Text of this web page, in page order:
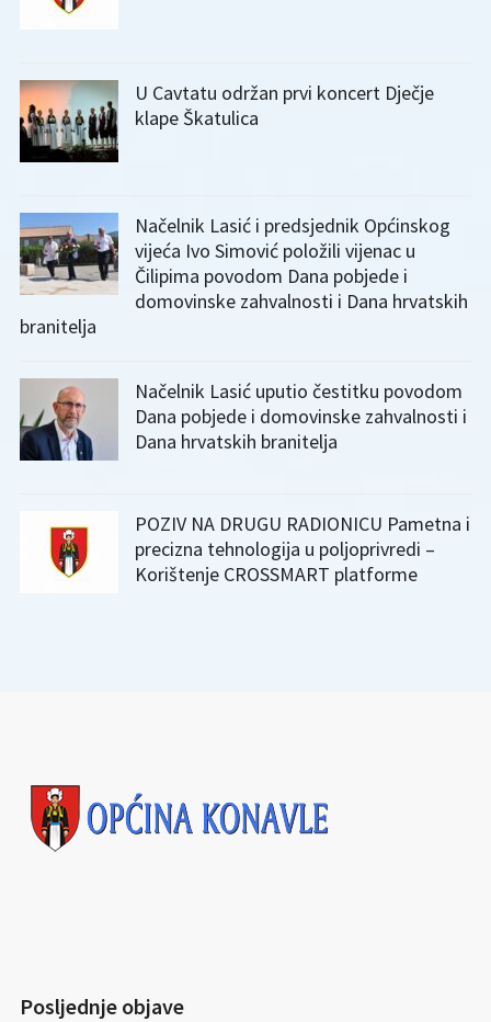
U Cavtatu održan prvi koncert Dječje
klape Škatulica
Načelnik Lasić i predsjednik Općinskog
vijeća Ivo Simović položili vijenac u
Čilipima povodom Dana pobjede i
domovinske zahvalnosti i Dana hrvatskih
branitelja
Načelnik Lasić uputio čestitku povodom
Dana pobjede i domovinske zahvalnosti i
Dana hrvatskih branitelja
POZIV NA DRUGU RADIONICU Pametna i
precizna tehnologija u poljoprivredi –
Korištenje CROSSMART platforme
Posljednje objave